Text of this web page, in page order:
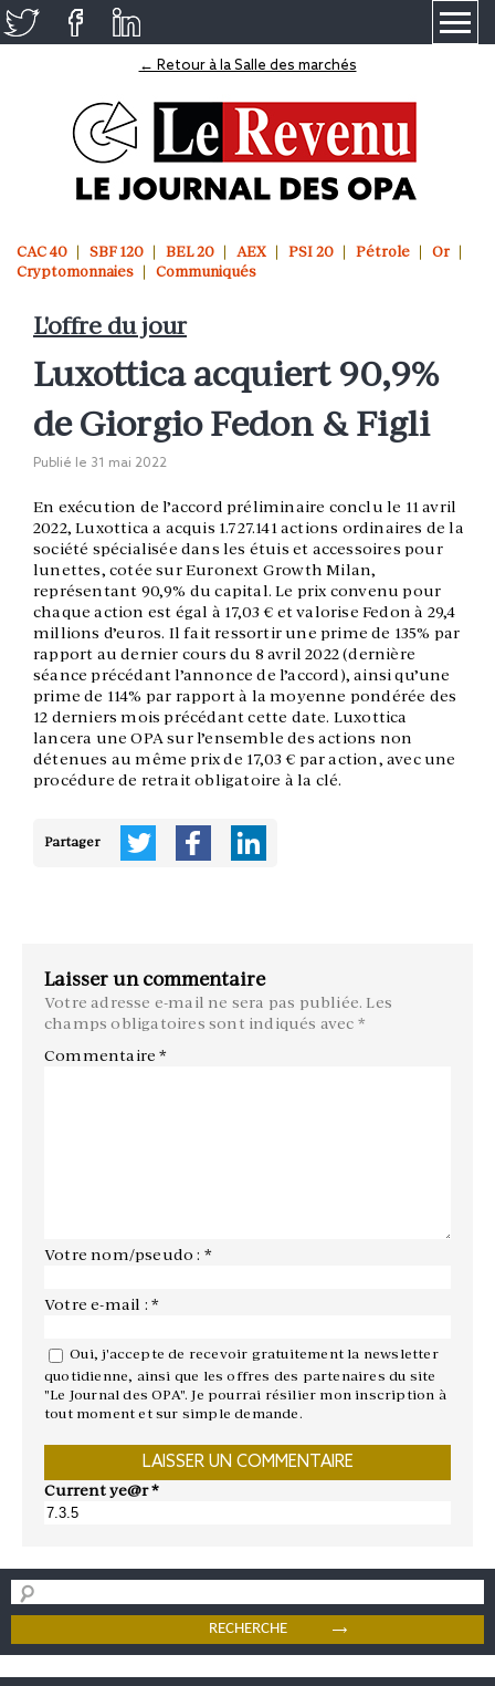
← Retour à la Salle des marchés
CAC 40 SBF 120 BEL 20 AEX PSI 20 Pétrole
Or
Cryptomonnaies
Communiqués
L'offre du jour
Luxottica acquiert 90,9%
de Giorgio Fedon & Figli
Publié le 31 mai 2022
En exécution de l’accord préliminaire conclu le 11 avril
2022, Luxottica a acquis 1.727.141 actions ordinaires de la
société spécialisée dans les étuis et accessoires pour
lunettes, cotée sur Euronext Growth Milan,
représentant 90,9% du capital. Le prix convenu pour
chaque action est égal à 17,03 € et valorise Fedon à 29,4
millions d’euros. Il fait ressortir une prime de 135% par
rapport au dernier cours du 8 avril 2022 (dernière
séance précédant l’annonce de l’accord), ainsi qu’une
prime de 114% par rapport à la moyenne pondérée des
12 derniers mois précédant cette date. Luxottica
lancera une OPA sur l’ensemble des actions non
détenues au même prix de 17,03 € par action, avec une
procédure de retrait obligatoire à la clé.
Partager
Laisser un commentaire
Votre adresse e-mail ne sera pas publiée. Les
champs obligatoires sont indiqués avec *
Commentaire*
Votre nom/pseudo : *
Votre e-mail : *
Oui, j'accepte de recevoir gratuitement la newsletter
quotidienne, ainsi que les offres des partenaires du site
"Le Journal des OPA". Je pourrai résilier mon inscription à
tout moment et sur simple demande.
Current ye@r*